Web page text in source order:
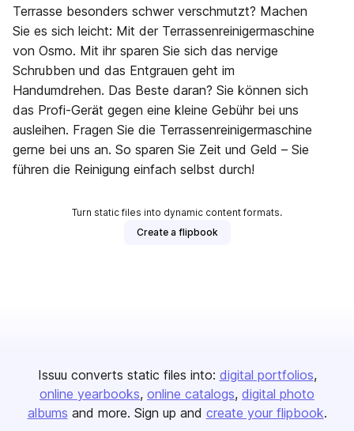
Terrasse besonders schwer verschmutzt? Machen
Sie es sich leicht: Mit der Terrassen­reiniger­maschine
von Osmo. Mit ihr sparen Sie sich das nervige
Schrubben und das Entgrauen geht im
Handumdrehen. Das Beste daran? Sie können sich
das Profi-Gerät gegen eine kleine Gebühr bei uns
ausleihen. Fragen Sie die Terrassen­reiniger­maschine
gerne bei uns an. So sparen Sie Zeit und Geld – Sie
führen die Reinigung einfach selbst durch!
Turn static files into dynamic content formats.
Create a flipbook
Issuu converts static files into: digital portfolios
online yearbooks online catalogs digital photo
albums and more. Sign up and create your flipbook.